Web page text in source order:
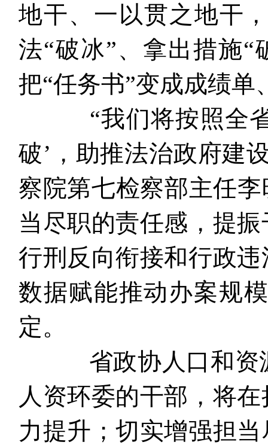
地干、一以贯之地干
法“破冰”、拿出措施
把“任务书”变成成绩单
“我们将按照全省
破’，助推法治政府建
察院第七检察部主任
当尽职的责任感，提
行刑反向衔接和行政
数据赋能推动办案规
定。
省政协人口和资源
人资环委的干部，将
力提升；切实增强担